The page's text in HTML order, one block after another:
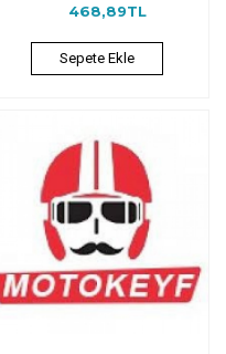
468,89TL
Sepete Ekle